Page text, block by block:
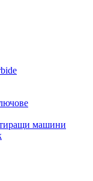
машини